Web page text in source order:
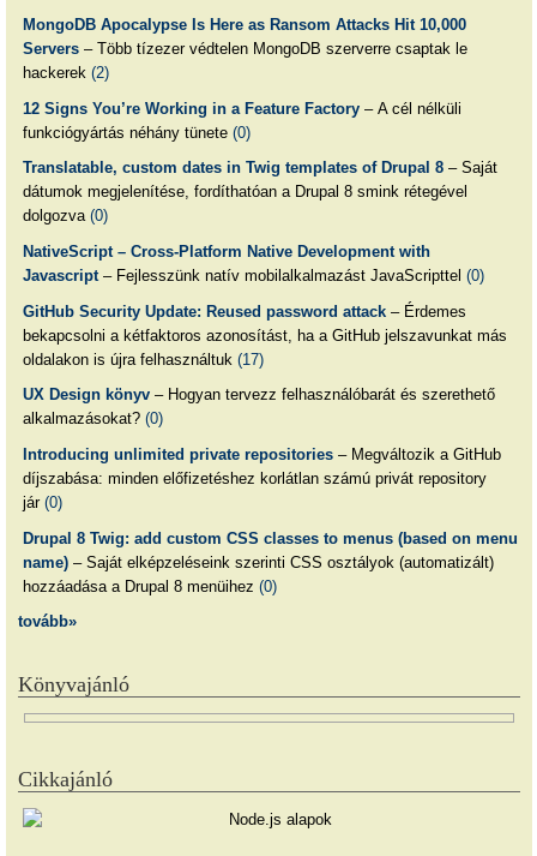
MongoDB Apocalypse Is Here as Ransom Attacks Hit 10,000
Servers– Több tízezer védtelen MongoDB szerverre csaptak le
hackerek (2)
12 Signs You’re Working in a Feature Factory– A cél nélküli
funkciógyártás néhány tünete (0)
Translatable, custom dates in Twig templates of Drupal 8– Saját
dátumok megjelenítése, fordíthatóan a Drupal 8 smink rétegével
dolgozva (0)
NativeScript – Cross-Platform Native Development with
Javascript– Fejlesszünk natív mobilalkalmazást JavaScripttel (0)
GitHub Security Update: Reused password attack– Érdemes
bekapcsolni a kétfaktoros azonosítást, ha a GitHub jelszavunkat más
oldalakon is újra felhasználtuk (17)
UX Design könyv– Hogyan tervezz felhasználóbarát és szerethető
alkalmazásokat? (0)
Introducing unlimited private repositories– Megváltozik a GitHub
díjszabása: minden előfizetéshez korlátlan számú privát repository
jár (0)
Drupal 8 Twig: add custom CSS classes to menus (based on menu
name)– Saját elképzeléseink szerinti CSS osztályok (automatizált)
hozzáadása a Drupal 8 menüihez (0)
tovább»
Könyvajánló
Cikkajánló